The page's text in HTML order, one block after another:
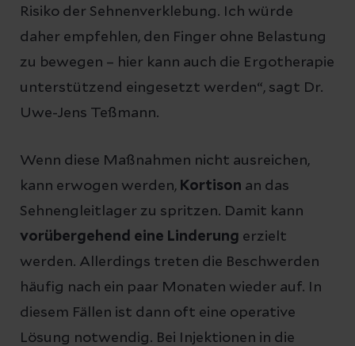
Risiko der Sehnenverklebung. Ich würde
daher empfehlen, den Finger ohne Belastung
zu bewegen – hier kann auch die Ergotherapie
unterstützend eingesetzt werden“, sagt Dr.
Uwe-Jens Teßmann.
Wenn diese Maßnahmen nicht ausreichen,
kann erwogen werden, Kortison an das
Sehnengleitlager zu spritzen. Damit kann
vorübergehend eine Linderung erzielt
werden. Allerdings treten die Beschwerden
häufig nach ein paar Monaten wieder auf. In
diesem Fällen ist dann oft eine operative
Lösung notwendig. Bei Injektionen in die